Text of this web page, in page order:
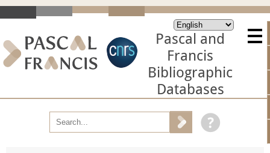
Pascal and
Francis
Bibliographic
Databases